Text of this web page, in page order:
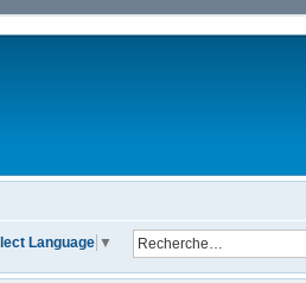
Language ▼